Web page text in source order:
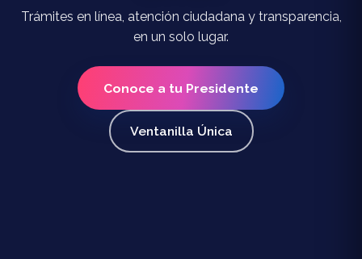
Trámites en línea, atención ciudadana y transparencia,
en un solo lugar.
Conoce a tu Presidente
Ventanilla Única